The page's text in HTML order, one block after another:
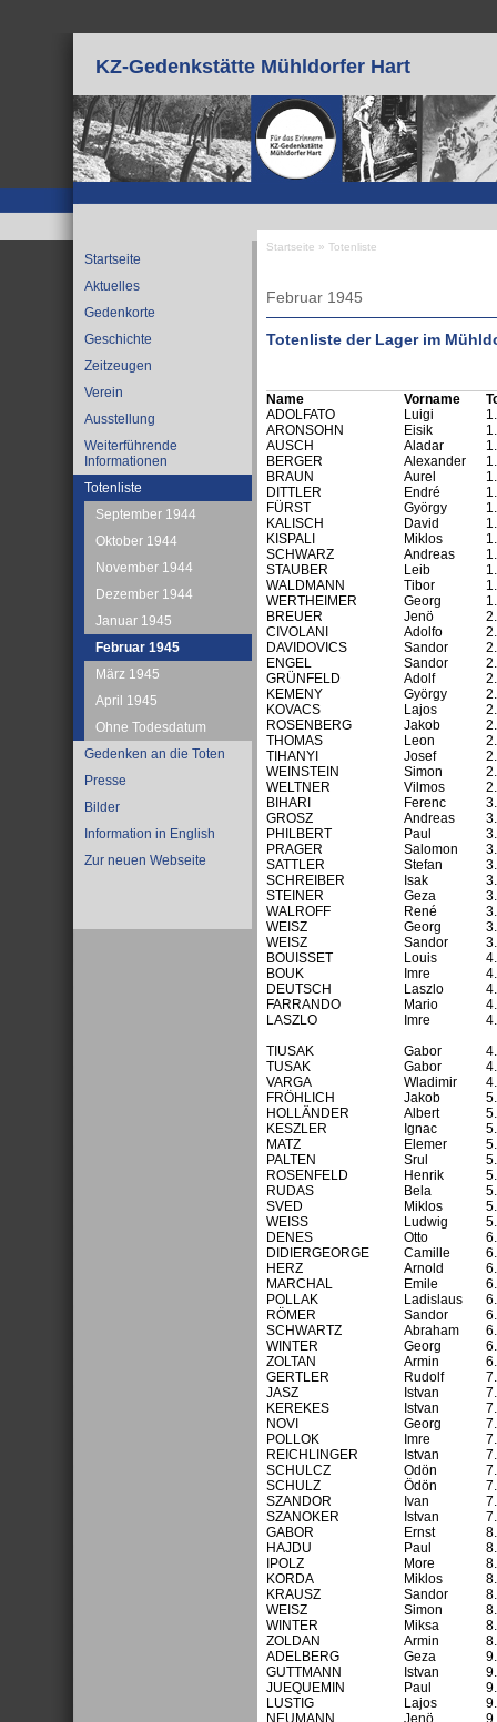
KZ-Gedenkstätte Mühldorfer Hart
Startseite
Aktuelles
Gedenkorte
Geschichte
Zeitzeugen
Verein
Ausstellung
Weiterführende
Informationen
Totenliste
September 1944
Oktober 1944
November 1944
Dezember 1944
Januar 1945
Februar 1945
März 1945
April 1945
Ohne Todesdatum
Gedenken an die Toten
Presse
Bilder
Information in English
Zur neuen Webseite
Startseite » Totenliste
Februar 1945
Totenliste der Lager im
Name Vorname
ADOLFATO
Luigi
ARONSOHN
Eisik
AUSCH
Aladar
BERGER
Alexander
BRAUN
Aurel
DITTLER
Endré
FÜRST
György
KALISCH
David
KISPALI
Miklos
SCHWARZ
Andreas
STAUBER
Leib
WALDMANN
Tibor
WERTHEIMER
Georg
BREUER
Jenö
CIVOLANI
Adolfo
DAVIDOVICS
Sandor
ENGEL
Sandor
GRÜNFELD
Adolf
KEMENY
György
KOVACS
Lajos
ROSENBERG
Jakob
THOMAS
Leon
TIHANYI
Josef
WEINSTEIN
Simon
WELTNER
Vilmos
BIHARI
Ferenc
GROSZ
Andreas
PHILBERT
Paul
PRAGER
Salomon
SATTLER
Stefan
SCHREIBER
Isak
STEINER
Geza
WALROFF
René
WEISZ
Georg
WEISZ
Sandor
BOUISSET
Louis
BOUK
Imre
DEUTSCH
Laszlo
FARRANDO
Mario
LASZLO
Imre
TIUSAK
Gabor
TUSAK
Gabor
VARGA
Wladimir
FRÖHLICH
Jakob
HOLLÄNDER
Albert
KESZLER
Ignac
MATZ
Elemer
PALTEN
Srul
ROSENFELD
Henrik
RUDAS
Bela
SVED
Miklos
WEISS
Ludwig
DENES
Otto
DIDIERGEORGE
Camille
HERZ
Arnold
MARCHAL
Emile
POLLAK
Ladislaus
RÖMER
Sandor
SCHWARTZ
Abraham
WINTER
Georg
ZOLTAN
Armin
GERTLER
Rudolf
JASZ
Istvan
KEREKES
Istvan
NOVI
Georg
POLLOK
Imre
REICHLINGER
Istvan
SCHULCZ
Odön
SCHULZ
Ödön
SZANDOR
Ivan
SZANOKER
Istvan
GABOR
Ernst
HAJDU
Paul
IPOLZ
More
KORDA
Miklos
KRAUSZ
Sandor
WEISZ
Simon
WINTER
Miksa
ZOLDAN
Armin
ADELBERG
Geza
GUTTMANN
Istvan
JUEQUEMIN
Paul
LUSTIG
Lajos